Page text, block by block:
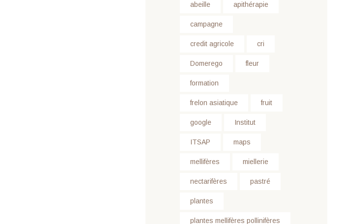
abeille apithérapie
campagne
credit agricole cri
Domerego fleur
formation
frelon asiatique fruit
google Institut
ITSAP maps
mellifères miellerie
nectarifères pastré
plantes
plantes mellifères pollinifères